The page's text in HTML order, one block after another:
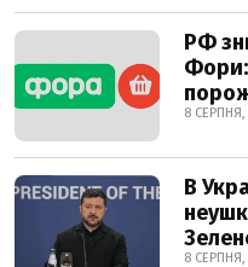
РФ
Фори:
8 СЕРПНЯ,
В
8 СЕРПНЯ,